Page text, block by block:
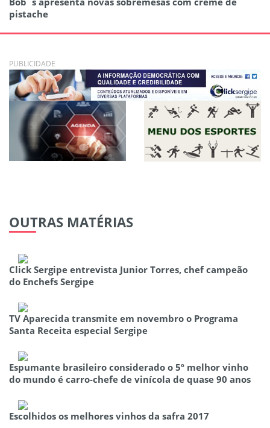
pistache
PUBLICIDADE
OUTRAS MATÉRIAS
Click Sergipe entrevista Junior Torres, chef campeão
do Enchefs Sergipe
TV Aparecida transmite em novembro o Programa
Santa Receita especial Sergipe
Espumante brasileiro considerado o 5º melhor vinho
do mundo é carro-chefe de vinícola de quase 90 anos
Escolhidos os melhores vinhos da safra 2017